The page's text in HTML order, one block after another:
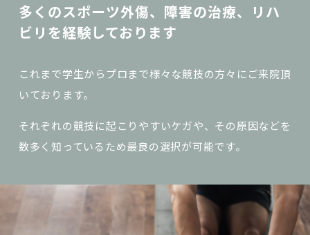
多くのスポーツ外傷、障害の治療、リハ
ビリを経験しております
これまで学生からプロまで様々な競技の方々にご来院頂
いております。
それぞれの競技に起こりやすいケガや、その原因などを
数多く知っているため最良の選択が可能です。